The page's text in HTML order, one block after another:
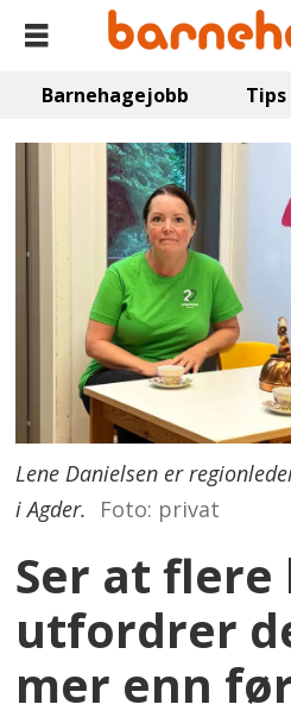
Barnehagejobb Tips
Lene Danielsen er
i Agder.
Foto: privat
Ser at flere
utfordrer
mer enn